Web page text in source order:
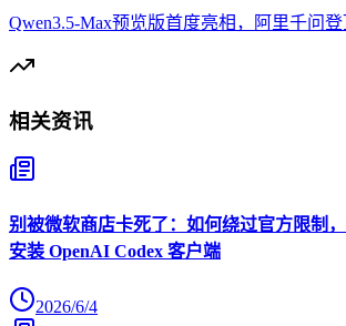
Qwen3.5-Max预览版首度亮相，阿里千问
相关资讯
别被微软商店卡死了：如何绕过官方限制
安装 OpenAI Codex 客户端
2026/6/4